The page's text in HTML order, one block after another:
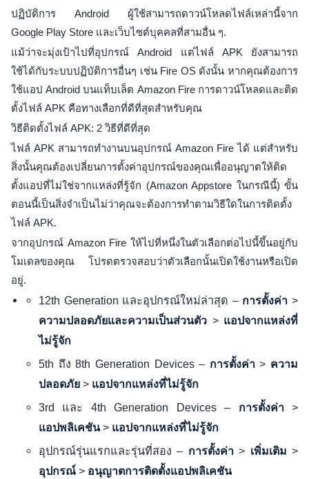
ปฏิบัติการ Android ผู้ใช้สามารถดาวน์โหลดไฟล์เหล่านี้จาก
Google Play Store และเว็บไซต์บุคคลที่สามอื่น ๆ.
แม้ว่าจะมุ่งเป้าไปที่อุปกรณ์ Android แต่ไฟล์ APK ยังสามารถ
ใช้ได้กับระบบปฏิบัติการอื่นๆ เช่น Fire OS ดังนั้น หากคุณต้องการ
ใช้แอป Android บนแท็บเล็ต Amazon Fire การดาวน์โหลดและติด
ตั้งไฟล์ APK คือทางเลือกที่ดีที่สุดสำหรับคุณ
วิธีติดตั้งไฟล์ APK: 2 วิธีที่ดีที่สุด
ไฟล์ APK สามารถทำงานบนอุปกรณ์ Amazon Fire ได้ แต่สำหรับ
สิ่งนั้นคุณต้องเปลี่ยนการตั้งค่าอุปกรณ์ของคุณเพื่ออนุญาตให้ติด
ตั้งแอปที่ไม่ใช่จากแหล่งที่รู้จัก (Amazon Appstore ในกรณีนี้) ขั้น
ตอนนี้เป็นสิ่งจำเป็นไม่ว่าคุณจะต้องการทำตามวิธีใดในการติดตั้ง
ไฟล์ APK.
จากอุปกรณ์ Amazon Fire ให้ไปที่หนึ่งในตัวเลือกต่อไปนี้ขึ้นอยู่กับ
โมเดลของคุณ โปรดตรวจสอบว่าตัวเลือกนั้นเปิดใช้งานหรือเปิด
อยู่.
12th Generation และอุปกรณ์ใหม่ล่าสุด – การตั้งค่า >
ความปลอดภัยและความเป็นส่วนตัว > แอปจากแหล่งที่
ไม่รู้จัก
5th ถึง 8th Generation Devices – การตั้งค่า> ความ
ปลอดภัย > แอปจากแหล่งที่ไม่รู้จัก
3rd และ 4th Generation Devices – การตั้งค่า>
แอปพลิเคชัน> แอปจากแหล่งที่ไม่รู้จัก
อุปกรณ์รุ่นแรกและรุ่นที่สอง – การตั้งค่า> เพิ่มเติม >
อุปกรณ์ > อนุญาตการติดตั้งแอปพลิเคชัน